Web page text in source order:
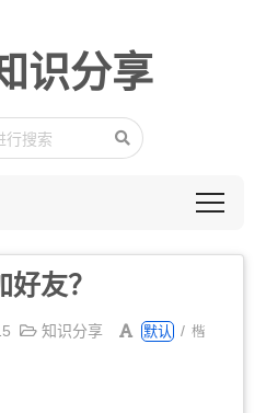
识分享
友？
知识分享 默认 / 楷